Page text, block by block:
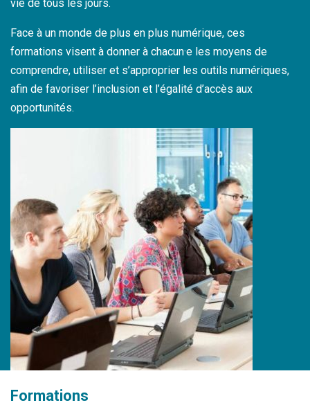
vie de tous les jours.
Face à un monde de plus en plus numérique, ces
formations visent à donner à chacun·e les moyens de
comprendre, utiliser et s’approprier les outils numériques,
afin de favoriser l’inclusion et l’égalité d’accès aux
opportunités.
Formations